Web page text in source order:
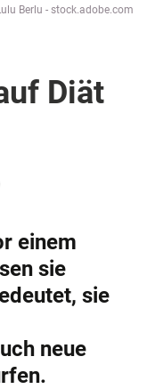
Berlu - stock.adobe.com
Diät
einem
sie
sie
neue